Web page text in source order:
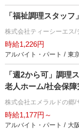
「福祉調理スタッ
株式会社ティーシーエス
時給1,226円
アルバイト・パート / 東
「週2から可」調理
老人ホーム/社会保障
株式会社エメラルドの郷/
時給1,177円～
アルバイト・パート / 大